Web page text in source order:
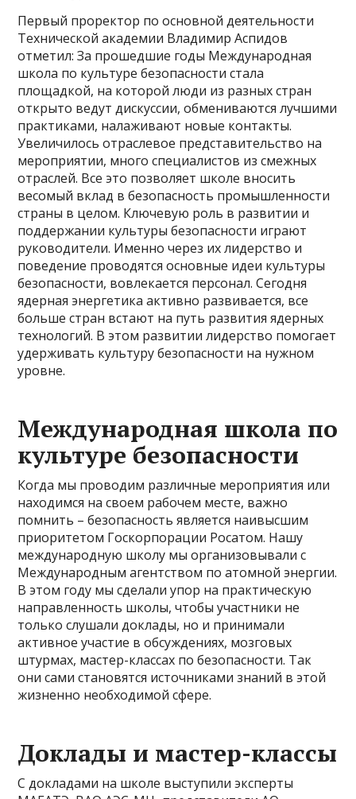
Первый проректор по основной деятельности
Технической академии Владимир Аспидов
отметил: За прошедшие годы Международная
школа по культуре безопасности стала
площадкой, на которой люди из разных стран
открыто ведут дискуссии, обмениваются лучшими
практиками, налаживают новые контакты.
Увеличилось отраслевое представительство на
мероприятии, много специалистов из смежных
отраслей. Все это позволяет школе вносить
весомый вклад в безопасность промышленности
страны в целом. Ключевую роль в развитии и
поддержании культуры безопасности играют
руководители. Именно через их лидерство и
поведение проводятся основные идеи культуры
безопасности, вовлекается персонал. Сегодня
ядерная энергетика активно развивается, все
больше стран встают на путь развития ядерных
технологий. В этом развитии лидерство помогает
удерживать культуру безопасности на нужном
уровне.
Международная школа по
культуре безопасности
Когда мы проводим различные мероприятия или
находимся на своем рабочем месте, важно
помнить – безопасность является наивысшим
приоритетом Госкорпорации Росатом. Нашу
международную школу мы организовывали с
Международным агентством по атомной энергии.
В этом году мы сделали упор на практическую
направленность школы, чтобы участники не
только слушали доклады, но и принимали
активное участие в обсуждениях, мозговых
штурмах, мастер-классах по безопасности. Так
они сами становятся источниками знаний в этой
жизненно необходимой сфере.
Доклады и мастер-классы
С докладами на школе выступили эксперты